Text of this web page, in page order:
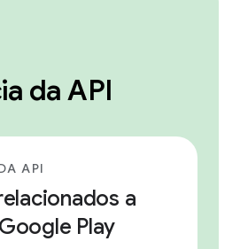
da API
API
a
Play